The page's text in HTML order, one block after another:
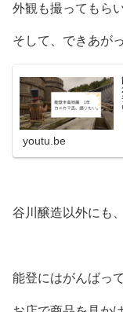
外観も撮ってもらい
そして、できあが
youtu.be
谷川醸造以外にも
能登にはがんばっ